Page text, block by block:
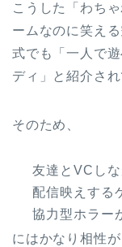
こうした「わち
ームなのに笑え
式でも「一人で
ディ」と紹介され
そのため、
友達とVCし
配信映えする
協力型ホラー
にはかなり相性が